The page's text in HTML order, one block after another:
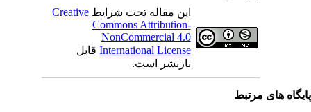
این مقاله تحت شرایطCreative
Commons Attribution-
NonCommercial 4.0
International Licenseقابل
بازنشر است.
های مرتبط